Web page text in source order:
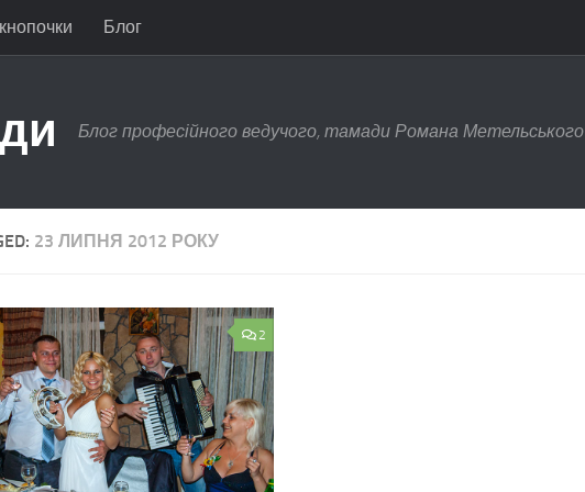
Блог
Блог професійного ведучого, тамади Романа Метельського
23 ЛИПНЯ 2012 РОКУ
2